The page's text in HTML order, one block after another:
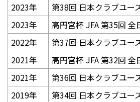
2023年
第38回 日本クラブユー
2023年
高円宮杯 JFA 第35回
2022年
第37回 日本クラブユー
2021年
高円宮杯 JFA 第32回
2021年
第36回 日本クラブユー
2019年
第34回 日本クラブユー